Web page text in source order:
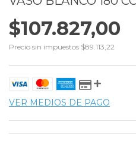
$107.827,00
Precio sin impuestos $89.113,22
VER MEDIOS DE PAGO